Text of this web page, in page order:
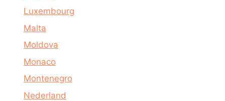
Luxembourg
Malta
Moldova
Monaco
Montenegro
Nederland